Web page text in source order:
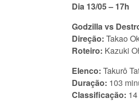
Dia 13/05 – 17h
Godzilla vs
Direção: Takao
Roteiro: Kazuki
Elenco: Takurô
Duração: 103
Classificação: